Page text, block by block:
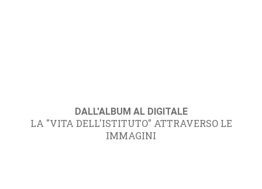
DALL'ALBUM AL DIGITALE
LA "VITA DELL'ISTITUTO" ATTRAVERSO LE
IMMAGINI